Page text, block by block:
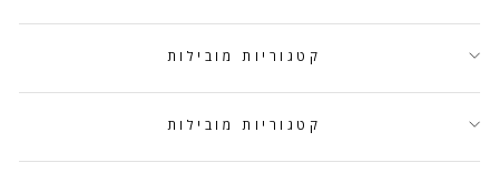
קטגוריות מובילות
קטגוריות מובילות